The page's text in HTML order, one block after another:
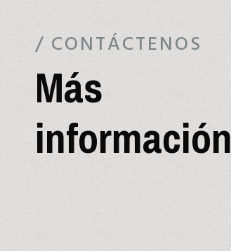
/ CONTÁCTENOS
Más
información